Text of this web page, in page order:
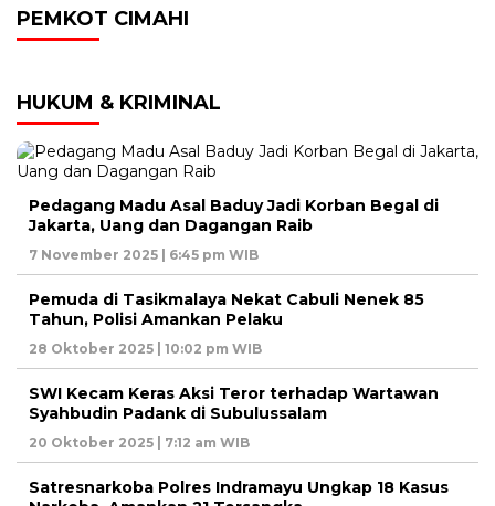
PEMKOT CIMAHI
HUKUM & KRIMINAL
Pedagang Madu Asal Baduy Jadi Korban Begal di
Jakarta, Uang dan Dagangan Raib
7 November 2025 | 6:45 pm WIB
Pemuda di Tasikmalaya Nekat Cabuli Nenek 85
Tahun, Polisi Amankan Pelaku
28 Oktober 2025 | 10:02 pm WIB
SWI Kecam Keras Aksi Teror terhadap Wartawan
Syahbudin Padank di Subulussalam
20 Oktober 2025 | 7:12 am WIB
Satresnarkoba Polres Indramayu Ungkap 18 Kasus